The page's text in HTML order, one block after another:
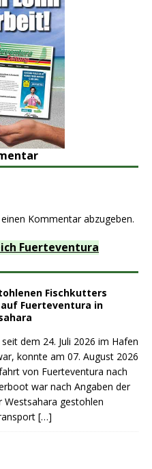
Kommentar abzugeben.
Fuerteventura
Fischkutters
Fuerteventura in
dem 24. Juli 2026 im Hafen
konnte am 07. August 2026
von Fuerteventura nach
war nach Angaben der
Westsahara gestohlen
[…]